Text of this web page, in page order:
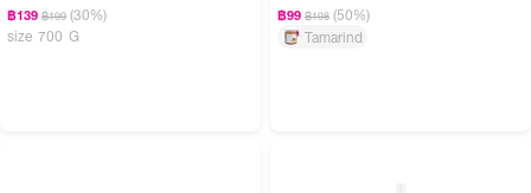
฿139 ฿199 (30%)
size 700 G
฿99 ฿198 (50%)
Tamarind